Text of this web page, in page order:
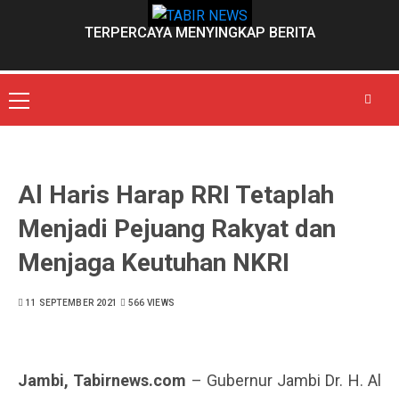
TERPERCAYA MENYINGKAP BERITA
Primary
Menu
Al Haris Harap RRI Tetaplah
Menjadi Pejuang Rakyat dan
Menjaga Keutuhan NKRI
11 SEPTEMBER 2021 566 VIEWS
Jambi, Tabirnews.com – Gubernur Jambi Dr. H. Al